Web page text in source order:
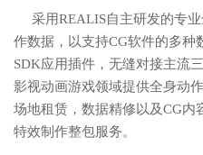
采用REALIS自主研发的专
作数据，以支持CG软件的多种
SDK应用插件，无缝对接主流
影视动画游戏领域提供全身动
场地租赁，数据精修以及CG内
特效制作整包服务。